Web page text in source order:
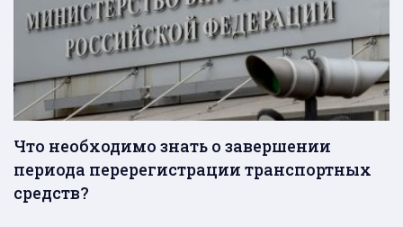
Что необходимо знать о завершении
периода перерегистрации транспортных
средств?